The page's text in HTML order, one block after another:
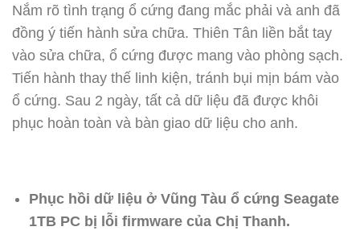
Nắm rõ tình trạng ổ cứng đang mắc phải và anh đã
đồng ý tiến hành sửa chữa. Thiên Tân liền bắt tay
vào sửa chữa, ổ cứng được mang vào phòng sạch.
Tiến hành thay thế linh kiện, tránh bụi mịn bám vào
ổ cứng. Sau 2 ngày, tất cả dữ liệu đã được khôi
phục hoàn toàn và bàn giao dữ liệu cho anh.
Phục hồi dữ liệu ở Vũng Tàu ổ cứng Seagate
1TB PC bị lỗi firmware của Chị Thanh.